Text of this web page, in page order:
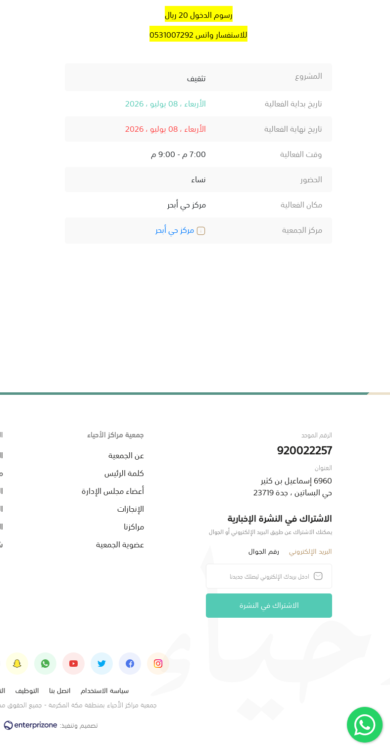
رسوم الدخول 20 ريال
للاستفسار واتس 0531007292
المشروع
تثقيف
تاريخ بداية الفعالية
الأربعاء ، 08 يوليو ، 2026
تاريخ نهاية الفعالية
الأربعاء ، 08 يوليو ، 2026
وقت الفعالية
7:00 م - 9:00 م
الحضور
نساء
مكان الفعالية
مركز حي أبحر
مركز الجمعية
مركز حي أبحر
الرقم الموحد
920022257
العنوان
6960 إسماعيل بن كثير
حي البساتين ، جدة 23719
الاشتراك في النشرة الإخبارية
يمكنك الاشتراك عن طريق البريد الإلكتروني أو الجوال
البريد الإلكتروني رقم الجوال
الاشتراك في النشرة
جمعية مراكز الأحياء
عن الجمعية
كلمة الرئيس
أعضاء مجلس الإدارة
الإنجازات
مراكزنا
عضوية الجمعية
سياسة الاستخدام اتصل بنا التوظيف
جمعية مراكز الأحياء بمنطقة مكة المكرمة - جميع الحقوق
تصميم وتنفيذ: